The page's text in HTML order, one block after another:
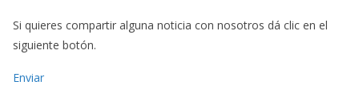
Si quieres compartir alguna noticia con nosotros dá clic en el
siguiente botón.
Enviar